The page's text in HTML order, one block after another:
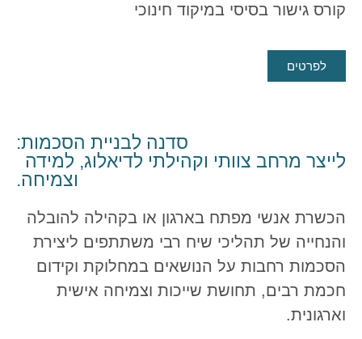
קורס גישור בסיסי במיקוד חינוכי
לפרטים
סדנה לבניית הסכמות:
לייצר מרחב צוותי וקהילתי לדיאלוג, למידה
וצמיחה.
הכשרת אנשי מפתח בארגון או בקהילה להובלה
והנחייה של תהליכי שיח רבי משתתפים ליצירת
הסכמות רחבות על הנושאים במחלוקת וקידום
חכמת רבים, תחושת שייכות וצמיחה אישית
וארגונית.